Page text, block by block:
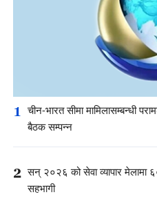
1 चीन-भारत सीमा मामिलासम्बन्धी
बैठक सम्पन्न
2 सन् २०२६ को सेवा व्यापार मेलामा
सहभागी